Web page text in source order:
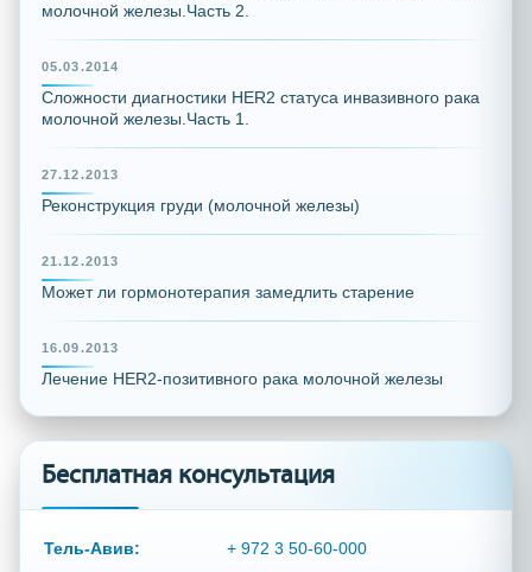
молочной железы.Часть 2.
05.03.2014
Сложности диагностики HER2 статуса инвазивного рака
молочной железы.Часть 1.
27.12.2013
Реконструкция груди (молочной железы)
21.12.2013
Может ли гормонотерапия замедлить старение
16.09.2013
Лечение HER2-позитивного рака молочной железы
Бесплатная консультация
Тель-Авив: + 972 3 50-60-000